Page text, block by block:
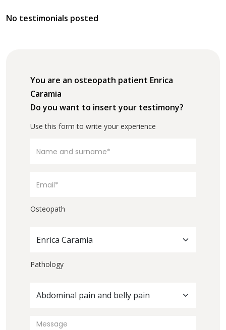
No testimonials posted
You are an osteopath patient Enrica
Caramia
Do you want to insert your testimony?
Use this form to write your experience
Osteopath
Enrica Caramia
Pathology
Abdominal pain and belly pain